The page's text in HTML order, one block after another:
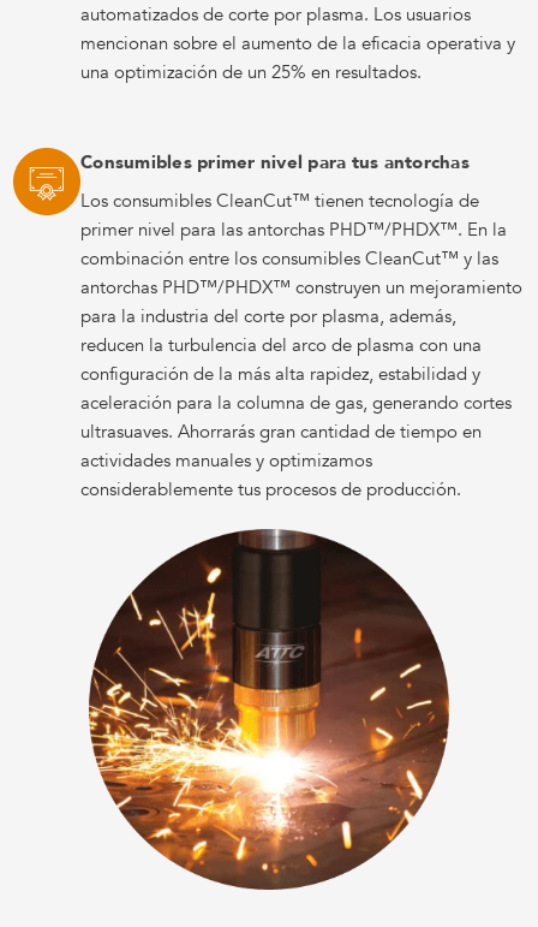
automatizados de corte por plasma. Los usuarios
mencionan sobre el aumento de la eficacia operativa y
una optimización de un 25% en resultados.
Consumibles primer nivel para tus antorchas
Los consumibles CleanCut™ tienen tecnología de
primer nivel para las antorchas PHD™/PHDX™. En la
combinación entre los consumibles CleanCut™ y las
antorchas PHD™/PHDX™ construyen un mejoramiento
para la industria del corte por plasma, además,
reducen la turbulencia del arco de plasma con una
configuración de la más alta rapidez, estabilidad y
aceleración para la columna de gas, generando cortes
ultrasuaves. Ahorrarás gran cantidad de tiempo en
actividades manuales y optimizamos
considerablemente tus procesos de producción.